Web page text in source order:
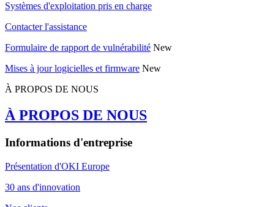
Systèmes d'exploitation pris en charge
Contacter l'assistance
Formulaire de rapport de vulnérabilité New
Mises à jour logicielles et firmware New
À PROPOS DE NOUS
À PROPOS DE NOUS
Informations d'entreprise
Présentation d'OKI Europe
30 ans d'innovation